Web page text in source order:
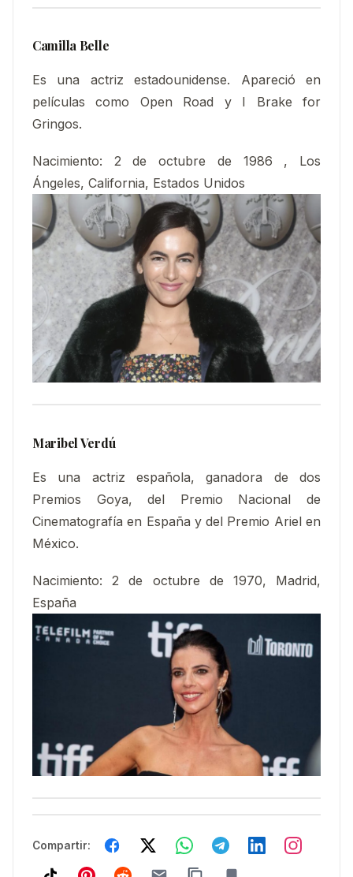
Camilla Belle
Es una actriz estadounidense. Apareció en
películas como Open Road y I Brake for
Gringos.
Nacimiento:
2 de octubre de 1986 , Los
Ángeles, California, Estados Unidos
Maribel Verdú
Es una actriz española, ganadora de dos
Premios Goya, del Premio Nacional de
Cinematografía en España y del Premio Ariel en
México.
Nacimiento:
2 de octubre de 1970, Madrid,
España
Compartir: